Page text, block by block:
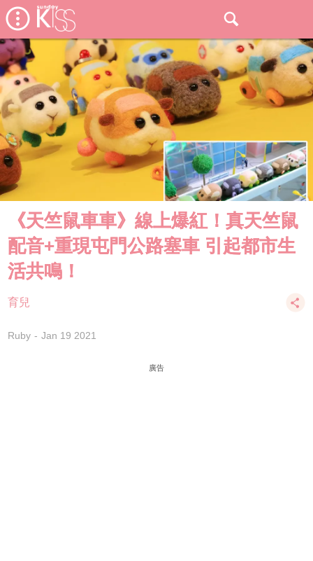
《天竺鼠車車》線上爆紅！真天竺鼠
配音+重現屯門公路塞車 引起都市生
活共鳴！
育兒
Ruby Jan 19 2021
廣告